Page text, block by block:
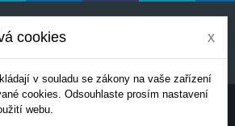
orientační a mohou se měnit v
aktuálních cenách výrobců a
přesnou cenovou nabídku prosím
Chcete objednávat telefonicky:
cookies x
v souladu se zákony na vaše zařízení
cookies. Odsouhlaste prosím nastavení
webu.